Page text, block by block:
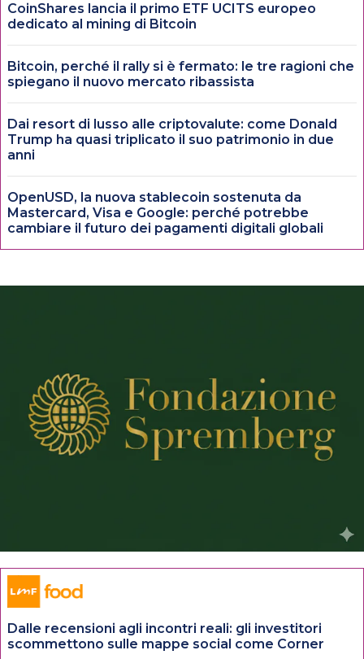
CoinShares lancia il primo ETF UCITS europeo
dedicato al mining di Bitcoin
Bitcoin, perché il rally si è fermato: le tre ragioni che
spiegano il nuovo mercato ribassista
Dai resort di lusso alle criptovalute: come Donald
Trump ha quasi triplicato il suo patrimonio in due
anni
OpenUSD, la nuova stablecoin sostenuta da
Mastercard, Visa e Google: perché potrebbe
cambiare il futuro dei pagamenti digitali globali
Dalle recensioni agli incontri reali: gli investitori
scommettono sulle mappe social come Corner